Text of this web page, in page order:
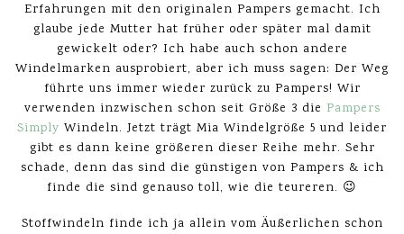
Erfahrungen mit den originalen Pampers gemacht. Ich
glaube jede Mutter hat früher oder später mal damit
gewickelt oder? Ich habe auch schon andere
Windelmarken ausprobiert, aber ich muss sagen: Der Weg
führte uns immer wieder zurück zu Pampers! Wir
verwenden inzwischen schon seit Größe 3 die Pampers
Simply Windeln. Jetzt trägt Mia Windelgröße 5 und leider
gibt es dann keine größeren dieser Reihe mehr. Sehr
schade, denn das sind die günstigen von Pampers & ich
finde die sind genauso toll, wie die teureren. 😉
Stoffwindeln finde ich ja allein vom Äußerlichen schon